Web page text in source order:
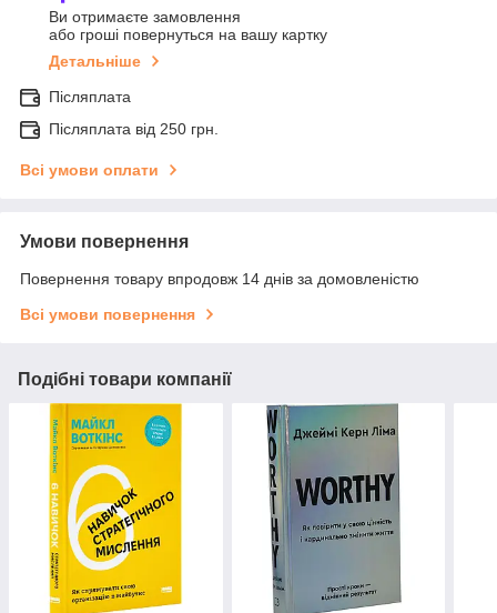
Ви отримаєте замовлення
або гроші повернуться на вашу картку
Детальніше
Післяплата
Післяплата від 250 грн.
Всі умови оплати
Умови повернення
Повернення товару впродовж 14 днів за домовленістю
Всі умови повернення
Подібні товари компанії